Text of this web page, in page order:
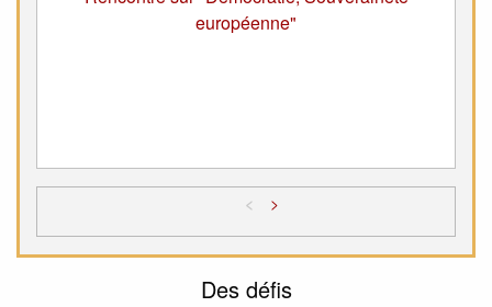
européenne"
< >
Des défis